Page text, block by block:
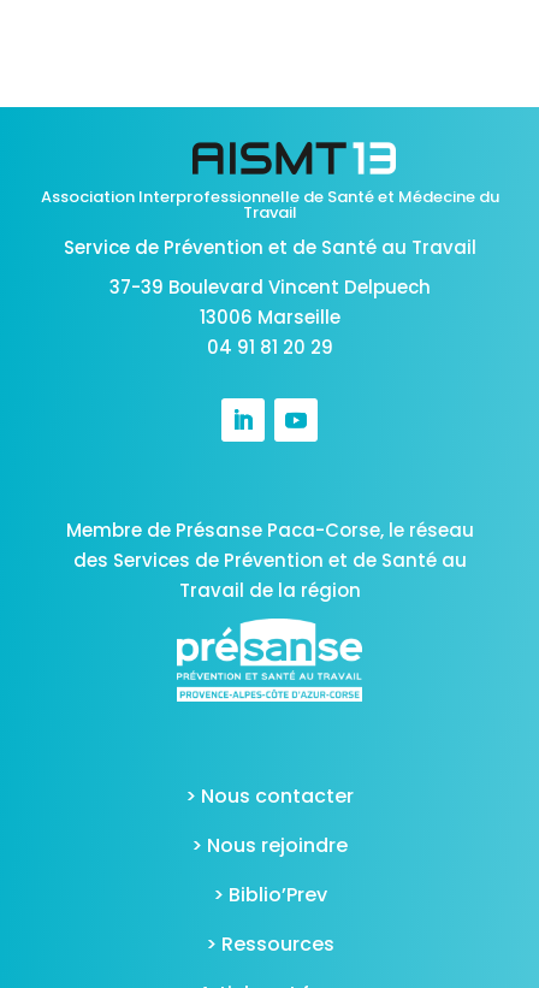
Association Interprofessionnelle de Santé et Médecine du
Travail
Service de Prévention et de Santé au Travail
37-39 Boulevard Vincent Delpuech
13006 Marseille
04 91 81 20 29
Membre de Présanse Paca-Corse, le réseau
des Services de Prévention et de Santé au
Travail de la région
> Nous contacter
> Nous rejoindre
> Biblio’Prev
> Ressources